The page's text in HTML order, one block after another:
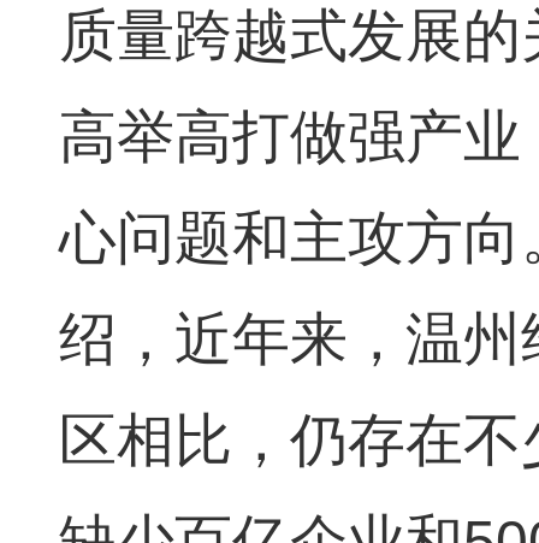
质量跨越式发展
高举高打做强产
心问题和主攻方
绍，近年来，温
区相比，仍存在